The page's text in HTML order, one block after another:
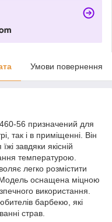
Умови повернення
56 призначений для
так і в приміщенні. Він
завдяки якісній
температурою.
легко розмістити
Модель оснащена міцною
використання.
барбекю, які
страв.